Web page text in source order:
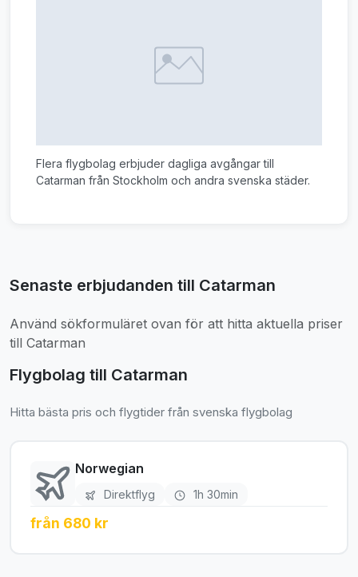
Flera flygbolag erbjuder dagliga avgångar till
Catarman från Stockholm och andra svenska städer.
Senaste erbjudanden till Catarman
Använd sökformuläret ovan för att hitta aktuella priser
till Catarman
Flygbolag till Catarman
Hitta bästa pris och flygtider från svenska flygbolag
Norwegian
Direktflyg 1h 30min
från 680 kr